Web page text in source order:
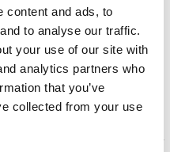
content and ads, to
to analyse our traffic.
your use of our site with
analytics partners who
that you’ve
collected from your use
natürlichen
einzigartig in
hochwertige
können Sie Ihr
Druckverschluss an der